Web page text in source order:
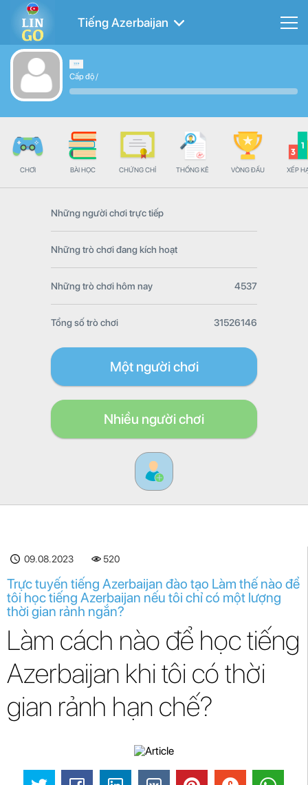
Tiếng Azerbaijan
Cấp độ/
CHƠI BÀI HỌC CHỨNG CHỈ THỐNG KÊ VÒNG ĐẤU XẾP
Những người chơi trực tiếp
Những trò chơi đang kích hoạt
Những trò chơi hôm nay 4537
Tổng số trò chơi 31526146
Một người chơi
Nhiều người chơi
09.08.2023 520
Trực tuyến tiếng Azerbaijan đào tạo Làm thế nào để
tôi học tiếng Azerbaijan nếu tôi chỉ có một lượng
thời gian rảnh ngắn?
Làm cách nào để học tiếng
Azerbaijan khi tôi có thời
gian rảnh hạn chế?